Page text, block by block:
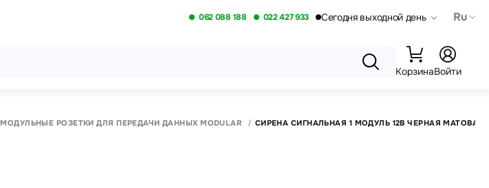
062 088 188 022 427 933 Сегодня выходной день Ru
КорзинаВойти
МОДУЛЬНЫЕ РОЗЕТКИ ДЛЯ ПЕРЕДАЧИ ДАННЫХ MODULAR СИРЕНА СИГНАЛЬНАЯ 1 МОДУЛЬ 12В ЧЕРНАЯ МАТОВАЯ